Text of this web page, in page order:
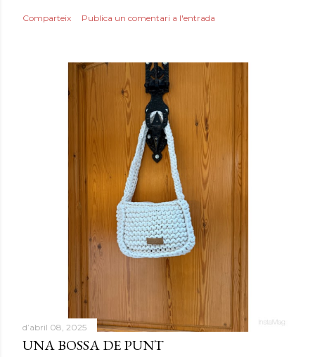
Comparteix Publica un comentari a l'entrada
d’abril 08, 2025
UNA BOSSA DE PUNT